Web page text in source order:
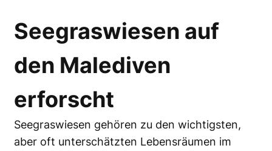
Seegraswiesen auf
den Malediven
erforscht
Seegraswiesen gehören zu den wichtigsten,
aber oft unterschätzten Lebensräumen im